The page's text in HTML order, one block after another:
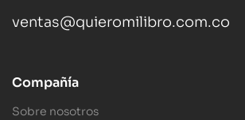
ventas@quieromilibro.com.co
Compañía
Sobre nosotros